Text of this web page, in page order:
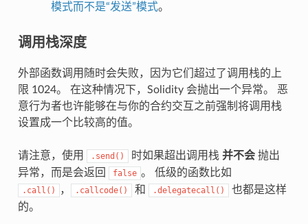
模式而不是“发送”模式。
调用栈深度
外部函数调用随时会失败，因为它们超过了调用栈的上
限 1024。 在这种情况下，Solidity 会抛出一个异常。 恶
意行为者也许能够在与你的合约交互之前强制将调用栈
设置成一个比较高的值。
请注意，使用 .send() 时如果超出调用栈 并不会抛出
异常，而是会返回
false 。 低级的函数比如
.call() ， .callcode() 和 .delegatecall()
也都是这样
的。